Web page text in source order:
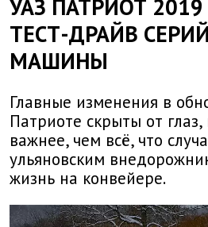
УАЗ ПАТРИОТ
ТЕСТ-ДРАЙВ
МАШИНЫ
Главные изменения в
Патриоте скрыты от
важнее, чем всё, что
ульяновским
жизнь на конвейере.